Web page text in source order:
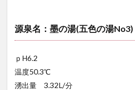
源泉名：墨の湯(五色の湯No3)
ｐH6.2
温度50.3℃
湧出量 3.32L/分